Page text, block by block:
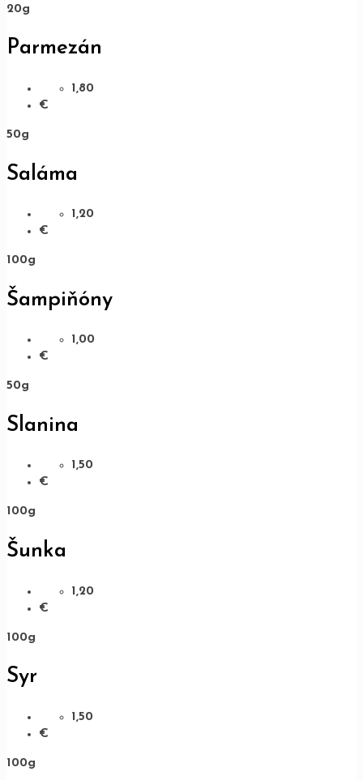
20g
Parmezán
1,80
€
50g
Saláma
1,20
€
100g
Šampiňóny
1,00
€
50g
Slanina
1,50
€
100g
Šunka
1,20
€
100g
Syr
1,50
€
100g